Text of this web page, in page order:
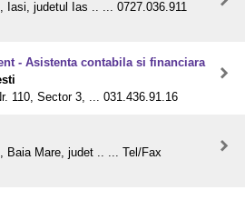
Iasi, judetul Ias .. ... 0727.036.911
- Asistenta contabila si financiara
110, Sector 3, ... 031.436.91.16
Baia Mare, judet .. ... Tel/Fax